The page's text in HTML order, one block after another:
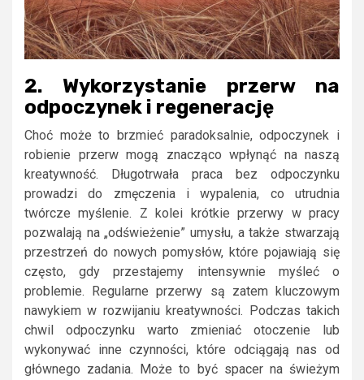
2. Wykorzystanie przerw na
odpoczynek i regenerację
Choć może to brzmieć paradoksalnie, odpoczynek i
robienie przerw mogą znacząco wpłynąć na naszą
kreatywność. Długotrwała praca bez odpoczynku
prowadzi do zmęczenia i wypalenia, co utrudnia
twórcze myślenie. Z kolei krótkie przerwy w pracy
pozwalają na „odświeżenie” umysłu, a także stwarzają
przestrzeń do nowych pomysłów, które pojawiają się
często, gdy przestajemy intensywnie myśleć o
problemie. Regularne przerwy są zatem kluczowym
nawykiem w rozwijaniu kreatywności. Podczas takich
chwil odpoczynku warto zmieniać otoczenie lub
wykonywać inne czynności, które odciągają nas od
głównego zadania. Może to być spacer na świeżym